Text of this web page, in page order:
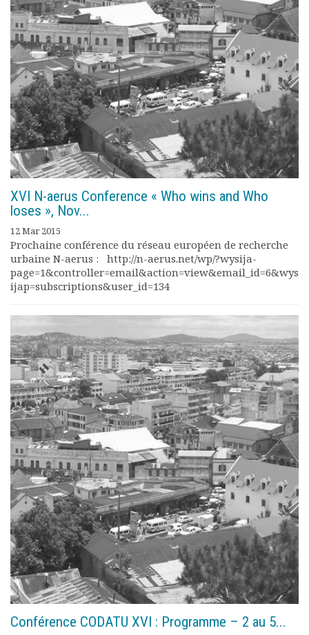
XVI N-aerus Conference « Who wins and Who
loses », Nov...
12 Mar 2015
Prochaine conférence du réseau européen de recherche
urbaine N-aerus : http://n-aerus.net/wp/?wysija-
page=1&controller=email&action=view&email_id=6&wys
ijap=subscriptions&user_id=134
Conférence CODATU XVI : Programme – 2 au 5...